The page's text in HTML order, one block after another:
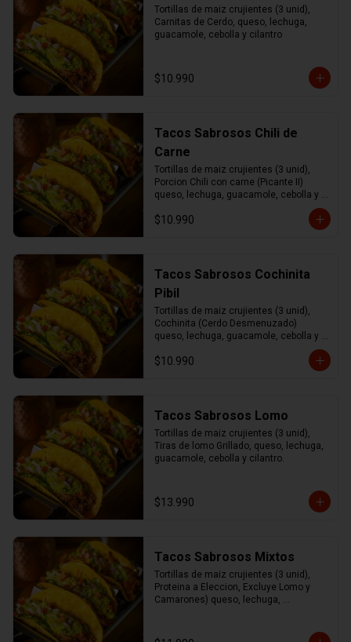
Tortillas de maiz crujientes (3 unid),
Carnitas de Cerdo, queso, lechuga,
guacamole, cebolla y cilantro
$10.990
Tacos Sabrosos Chili de
Carne
Tortillas de maiz crujientes (3 unid),
Porcion Chili con carne (Picante II)
queso, lechuga, guacamole, cebolla y
$10.990
Tacos Sabrosos Cochinita
Pibil
Tortillas de maiz crujientes (3 unid),
Cochinita (Cerdo Desmenuzado)
queso, lechuga, guacamole, cebolla y
$10.990
Tacos Sabrosos Lomo
Tortillas de maiz crujientes (3 unid),
Tiras de lomo Grillado, queso, lechuga,
guacamole, cebolla y cilantro.
$13.990
Tacos Sabrosos Mixtos
Tortillas de maiz crujientes (3 unid),
Proteina a Eleccion, Excluye Lomo y
Camarones) queso, lechuga,